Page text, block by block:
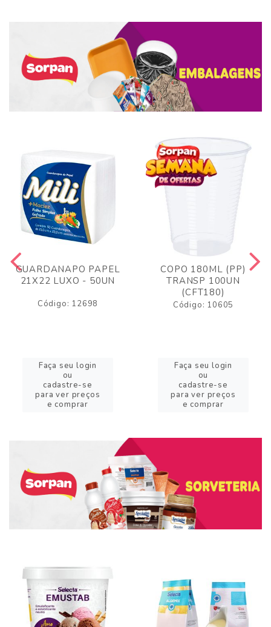
GUARDANAPO PAPEL
21X22 LUXO - 50UN
Código: 12698
Faça seu login
ou
cadastre-se
para ver preços
e comprar
COPO 180ML (PP)
TRANSP 100UN
(CFT180)
Código: 10605
Faça seu login
ou
cadastre-se
para ver preços
e comprar